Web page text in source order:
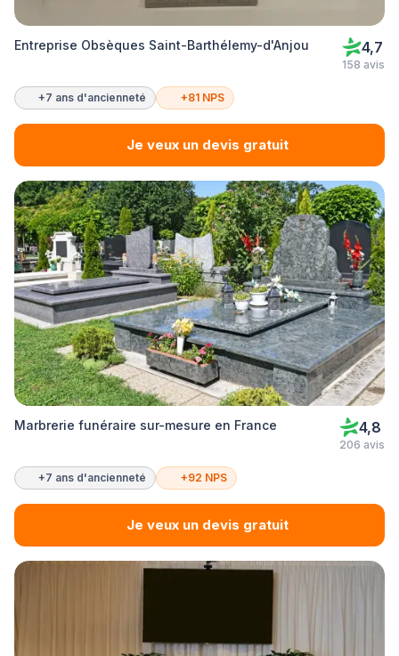
Entreprise Obsèques Saint-Barthélemy-d'Anjou 4,7
158 avis
+7 ans d'ancienneté +81 NPS
Je veux un devis gratuit
Marbrerie funéraire sur-mesure en France 4,8
206 avis
+7 ans d'ancienneté +92 NPS
Je veux un devis gratuit